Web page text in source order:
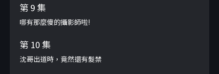
第 9 集
哪有那麼傻的攝影師啦!
第 10 集
沈哥出道時，竟然還有髮禁